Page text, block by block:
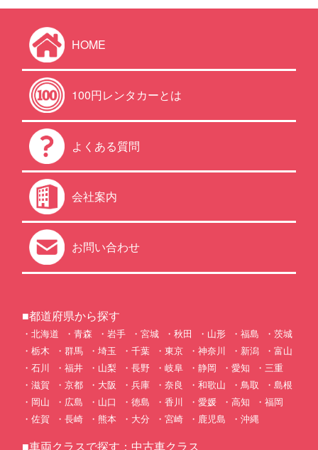
HOME
100円レンタカーとは
よくある質問
会社案内
お問い合わせ
■都道府県から探す
北海道 青森 岩手 宮城 秋田 山形 福島
茨城
栃木
群馬 埼玉 千葉 東京 神奈川 新潟
富山
石川
福井 山梨 長野 岐阜 静岡 愛知
三重
滋賀
京都 大阪 兵庫 奈良 和歌山 鳥取
島根
岡山
広島 山口 徳島 香川 愛媛 高知
福岡
佐賀
長崎 熊本 大分 宮崎 鹿児島 沖縄
■車両クラスで探す：中古車クラス